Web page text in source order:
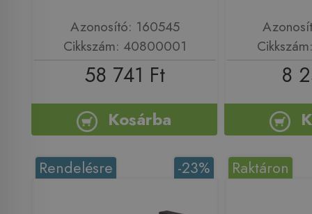
Azonosító: 160545
Cikkszám: 40800001
58 741 Ft
Kosárba
8
-23%
Rendelésre Raktáron